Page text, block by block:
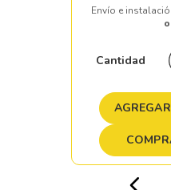
Envío e
Cantidad